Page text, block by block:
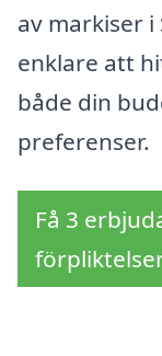
av markiser
enklare att
både din
preferenser.
Få 3